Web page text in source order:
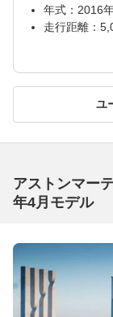
年式：2016
走行距離：
ユ
アストンマー
年4月モデル